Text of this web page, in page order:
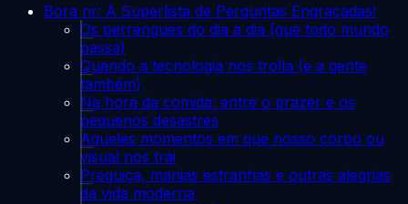
Bora rir: A Superlista de Perguntas Engraçadas!
Os perrengues do dia a dia (que todo mundo
passa)
Quando a tecnologia nos trolla (e a gente
também)
Na hora da comida: entre o prazer e os
pequenos desastres
Aqueles momentos em que nosso corpo ou
visual nos trai
Preguiça, manias estranhas e outras alegrias
da vida moderna